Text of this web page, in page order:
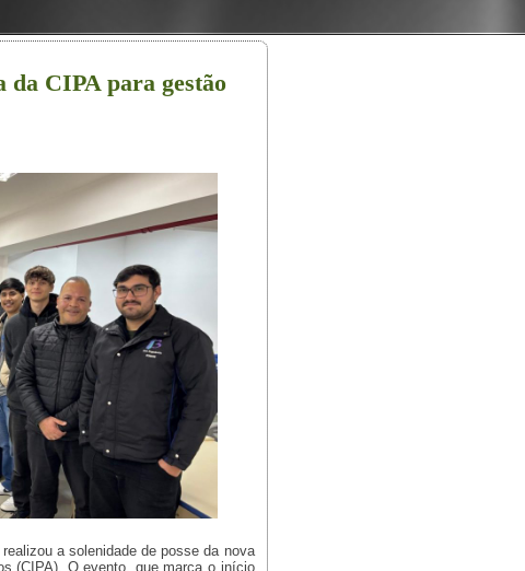
da CIPA para gestão
a solenidade de posse da nova
(CIPA). O evento, que marca o início